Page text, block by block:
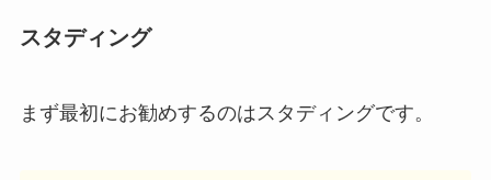
スタディング
まず最初にお勧めするのはスタディングです。